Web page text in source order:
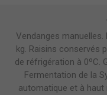
Vendanges
kg. Raisins conservés
de réfrigération à 0ºC.
Fermentation de la
automatique et à haut